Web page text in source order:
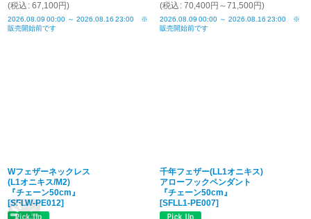
(税込 : 67,100円)
2026.08.09 00:00 ～ 2026.08.16 23:00 ※
販売開始前です
(税込 : 70,400円 ～71,500円)
2026.08.09 00:00 ～ 2026.08.16 23:00 ※
販売開始前です
Wフェザーネックレス
(L1オニキス/M2)
『チェーン50cm』
[SFLW-PE012]
千年フェザー(LL1オニキス)
アローフックペンダント
『チェーン50cm』
[SFLL1-PE007]